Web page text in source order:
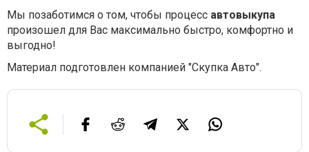
Мы позаботимся о том, чтобы процесс автовыкупа
произошел для Вас максимально быстро, комфортно и
выгодно!
Материал подготовлен компанией "Скупка Авто".